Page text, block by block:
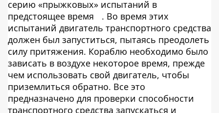
серию «прыжковых» испытаний в
предстоящее время
. Во время этих
испытаний двигатель транспортного средства
должен был запуститься, пытаясь преодолеть
силу притяжения. Кораблю необходимо было
зависать в воздухе некоторое время, прежде
чем использовать свой двигатель, чтобы
приземлиться обратно. Все это
предназначено для проверки способности
транспортного средства запускаться и